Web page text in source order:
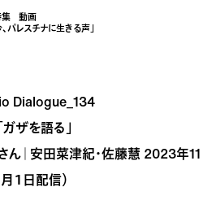
動画
、パレスチナに生きる声」
Dialogue_134
ガザを語る」
さん｜安田菜津紀・佐藤慧 2023年11
月１日配信）